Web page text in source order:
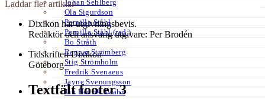
Johan Sehlberg
Ola Sigurdson
Pernilla Ståhl
Pernilla Ståhl (red.)
Bo Stråth
Ragnar Strömberg
Stig Strömholm
Fredrik Svenaeus
Jayne Svenungsson
Jan Henrik Swahn
Laddar fler artiklar
Dixikon har utgivningsbevis.
Redaktör och ansvarig utgivare: Per Brodén
Tidskriften Dixikon
Göteborg
Textfält footer 3